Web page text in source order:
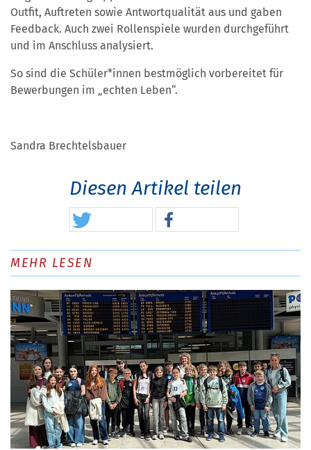
Outfit, Auftreten sowie Antwortqualität aus und gaben
Feedback. Auch zwei Rollenspiele wurden durchgeführt
und im Anschluss analysiert.
So sind die Schüler*innen bestmöglich vorbereitet für
Bewerbungen im „echten Leben“.
Sandra Brechtelsbauer
Diesen Artikel teilen
MEHR LESEN